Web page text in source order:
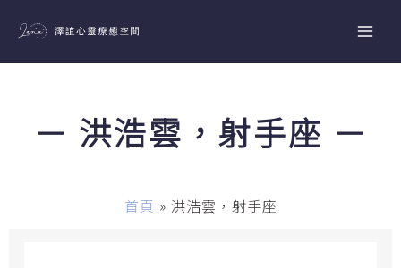
主
－ 洪浩雲，射手座 －
首頁 » 洪浩雲，射手座